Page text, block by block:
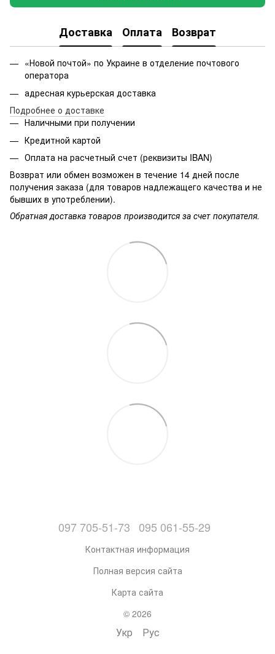
Доставка Оплата Возврат
«Новой почтой» по Украине в отделение почтового
оператора
адресная курьерская доставка
Подробнее о доставке
Наличными при получении
Кредитной картой
Оплата на расчетный счет (реквизиты IBAN)
Возврат или обмен возможен в течение 14 дней после
получения заказа (для товаров надлежащего качества и не
бывших в употреблении).
Обратная доставка товаров производится за счет покупателя.
097 705-51-73 095 061-55-29
Контактная информация
Полная версия сайта
Карта сайта
© 2026
Укр Рус